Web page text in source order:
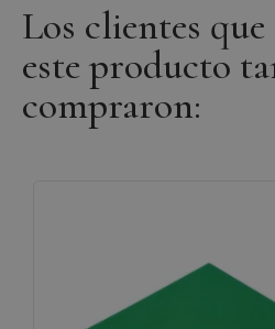
Los clientes
este producto
compraron: